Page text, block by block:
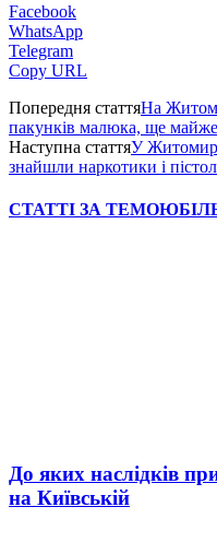
Facebook
WhatsApp
Telegram
Copy URL
Попередня статтяНа
пакунків малюка, ще майже
Наступна статтяУ
знайшли наркотики і
СТАТТІ ЗА ТЕМОЮ
До яких наслідків
на Київській